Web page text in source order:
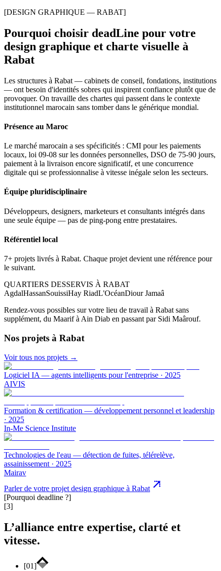
[DESIGN GRAPHIQUE — RABAT]
Pourquoi choisir deadLine pour votre
design graphique et charte visuelle à
Rabat
Les structures à Rabat — cabinets de conseil, fondations, institutions
— ont besoin d'identités sobres qui inspirent confiance plutôt que de
provoquer. On travaille des chartes qui passent dans le contexte
institutionnel marocain sans tomber dans le générique mondial.
Présence au Maroc
Le marché marocain a ses spécificités : CMI pour les paiements
locaux, loi 09-08 sur les données personnelles, DSO de 75-90 jours,
paiement à la livraison encore significatif, et une concurrence
digitale qui se professionnalise à vitesse inégale selon les secteurs.
Équipe pluridisciplinaire
Développeurs, designers, marketeurs et consultants intégrés dans
une seule équipe — pas de ping-pong entre prestataires.
Référentiel local
7+ projets livrés à Rabat. Chaque projet devient une référence pour
le suivant.
QUARTIERS DESSERVIS À RABAT
AgdalHassanSouissiHay RiadL'OcéanDiour Jamaâ
Rendez-vous possibles sur votre lieu de travail à Rabat sans
supplément, du Maarif à Ain Diab en passant par Sidi Maârouf.
Nos projets à Rabat
Voir tous nos projets →
Logiciel IA — agents intelligents pour l'entreprise · 2025
AIVIS
Formation & certification — développement personnel et leadership
· 2025
In-Me Science Institute
Technologies de l'eau — détection de fuites, télérelève,
assainissement · 2025
Mairav
Parler de votre projet design graphique à Rabat
[Pourquoi deadline ?]
[3]
L’alliance entre expertise, clarté et
vitesse.
[01]